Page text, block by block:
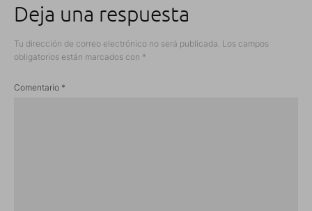
Deja una respuesta
Tu dirección de correo electrónico no será publicada. Los campos
obligatorios están marcados con *
Comentario *